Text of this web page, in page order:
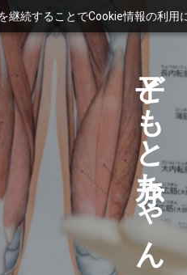
続することでCookie情報の利用
ど
も
と
ち
ゃ
ん